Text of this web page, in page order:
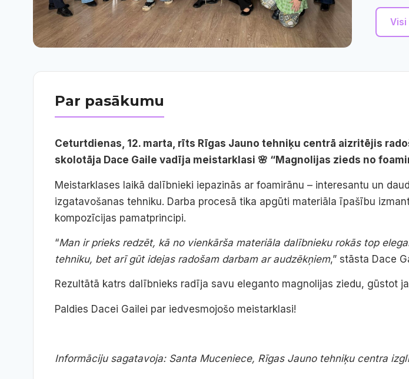
Visi
Par pasākumu
Ceturtdienas, 12. marta, rīts Rīgas Jauno tehniķu centrā aizritējis
skolotāja Dace Gaile vadīja meistarklasi 🌸 “Magnolijas zieds no
Meistarklases laikā dalībnieki iepazinās ar foamirānu – interesantu un
izgatavošanas tehniku. Darba procesā tika apgūti materiāla īpašību
kompozīcijas pamatprincipi.
“Man ir prieks redzēt, kā no vienkārša materiāla dalībnieku rokās top
tehniku, bet arī gūt idejas radošam darbam ar audzēkņiem,” stāsta Dace
Rezultātā katrs dalībnieks radīja savu eleganto magnolijas ziedu, gūstot
Paldies Dacei Gailei par iedvesmojošo meistarklasi!
Informāciju sagatavoja: Santa Muceniece, Rīgas Jauno tehniķu centra